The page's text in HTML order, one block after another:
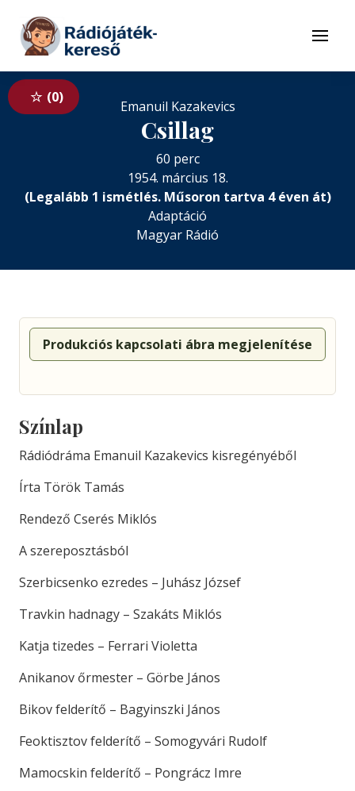
Tovább a tartalomhoz
Menü
0
Emanuil Kazakevics
Csillag
60 perc
1954. március 18.
(Legalább 1 ismétlés. Műsoron tartva 4 éven át)
Adaptáció
Magyar Rádió
Produkciós kapcsolati ábra megjelenítése
Színlap
Rádiódráma Emanuil Kazakevics kisregényéből
Írta Török Tamás
Rendező Cserés Miklós
A szereposztásból
Szerbicsenko ezredes – Juhász József
Travkin hadnagy – Szakáts Miklós
Katja tizedes – Ferrari Violetta
Anikanov őrmester – Görbe János
Bikov felderítő – Bagyinszki János
Feoktisztov felderítő – Somogyvári Rudolf
Mamocskin felderítő – Pongrácz Imre